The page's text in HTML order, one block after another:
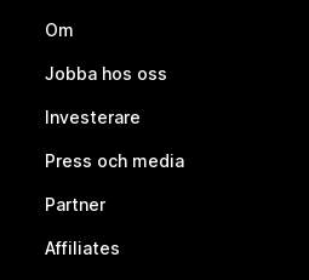
Om
Jobba hos oss
Investerare
Press och media
Partner
Affiliates